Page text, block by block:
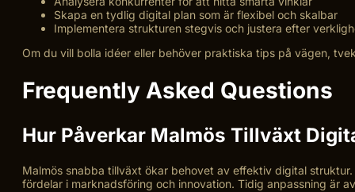
Skapa en tydlig digital plan som är flexibel och skalbar
Implementera strukturen stegvis och justera efter
Om du vill bolla idéer eller behöver praktiska tips på vägen,
Frequently Asked Questions
Hur Påverkar Malmös Tillväxt
Malmös snabba tillväxt ökar behovet av effektiv digital
fördelar i marknadsföring och innovation. Tidig anpassning är